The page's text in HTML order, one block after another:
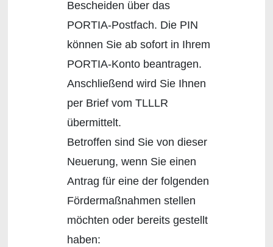
Bescheiden über das
PORTIA-Postfach. Die PIN
können Sie ab sofort in Ihrem
PORTIA-Konto beantragen.
Anschließend wird Sie Ihnen
per Brief vom TLLLR
übermittelt.
Betroffen sind Sie von dieser
Neuerung, wenn Sie einen
Antrag für eine der folgenden
Fördermaßnahmen stellen
möchten oder bereits gestellt
haben: